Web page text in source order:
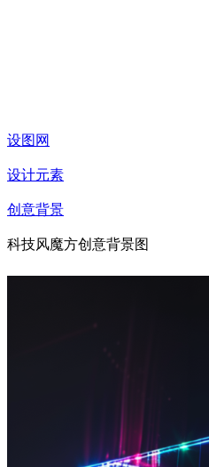
设图网
设计元素
创意背景
科技风魔方创意背景图